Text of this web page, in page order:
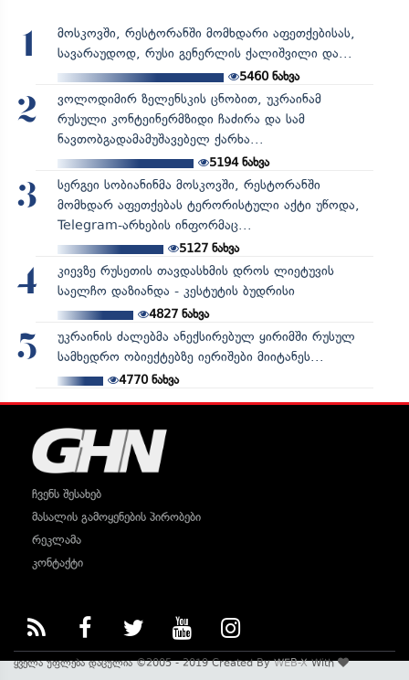
1
მოსკოვში, რესტორანში მომხდარი აფეთქებისას,
სავარაუდოდ, რუსი გენერლის ქალიშვილი და...
5460ნახვა
2
ვოლოდიმირ ზელენსკის ცნობით, უკრაინამ
რუსული კონტეინერმზიდი ჩაძირა და სამ
ნავთობგადამამუშავებელ ქარხა...
5194ნახვა
3
სერგეი სობიანინმა მოსკოვში, რესტორანში
მომხდარ აფეთქებას ტერორისტული აქტი უწოდა,
Telegram-არხების ინფორმაც...
5127ნახვა
4
კიევზე რუსეთის თავდასხმის დროს ლიეტუვის
საელჩო დაზიანდა - კესტუტის ბუდრისი
4827ნახვა
5
უკრაინის ძალებმა ანექსირებულ ყირიმში რუსულ
სამხედრო ობიექტებზე იერიშები მიიტანეს...
4770ნახვა
ჩვენს შესახებ
მასალის გამოყენების პირობები
რეკლამა
კონტაქტი
ყველა უფლება დაცულია ©2005 - 2019 Created ByWEB-XWith